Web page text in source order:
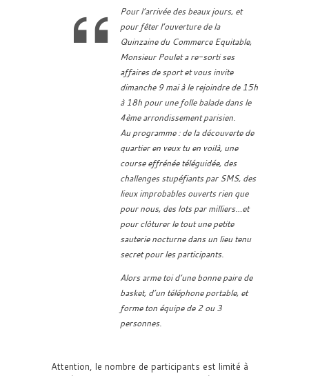
Pour l’arrivée des beaux jours, et
pour fêter l’ouverture de la
Quinzaine du Commerce Equitable,
Monsieur Poulet a re-sorti ses
affaires de sport et vous invite
dimanche 9 mai à le rejoindre de 15h
à 18h pour une folle balade dans le
4ème arrondissement parisien.
Au programme : de la découverte de
quartier en veux tu en voilà, une
course effrénée téléguidée, des
challenges stupéfiants par SMS, des
lieux improbables ouverts rien que
pour nous, des lots par milliers…et
pour clôturer le tout une petite
sauterie nocturne dans un lieu tenu
secret pour les participants.
Alors arme toi d’une bonne paire de
basket, d’un téléphone portable, et
forme ton équipe de 2 ou 3
personnes.
Attention, le nombre de participants est limité à